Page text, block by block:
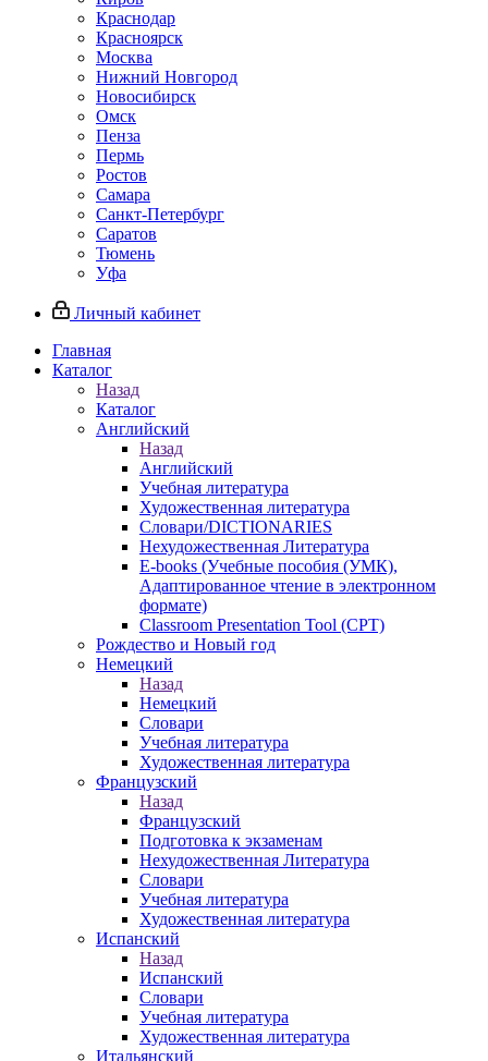
Краснодар
Красноярск
Москва
Нижний Новгород
Новосибирск
Омск
Пенза
Пермь
Ростов
Самара
Санкт-Петербург
Саратов
Тюмень
Уфа
Личный кабинет
Главная
Каталог
Назад
Каталог
Английский
Назад
Английский
Учебная литература
Художественная литература
Словари/DICTIONARIES
Нехудожественная Литература
E-books (Учебные пособия (УМК),
Адаптированное чтение в электронном
формате)
Classroom Presentation Tool (CPT)
Рождество и Новый год
Немецкий
Назад
Немецкий
Словари
Учебная литература
Художественная литература
Французский
Назад
Французский
Подготовка к экзаменам
Нехудожественная Литература
Словари
Учебная литература
Художественная литература
Испанский
Назад
Испанский
Словари
Учебная литература
Художественная литература
Итальянский